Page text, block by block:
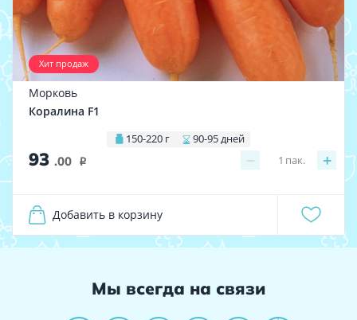
Хит продаж
Морковь
Коралина F1
150-220 г 90-95 дней
93 .00 i − +
1 пак.
Добавить в корзину
Мы всегда на связи